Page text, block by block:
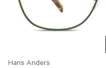
Hans Anders